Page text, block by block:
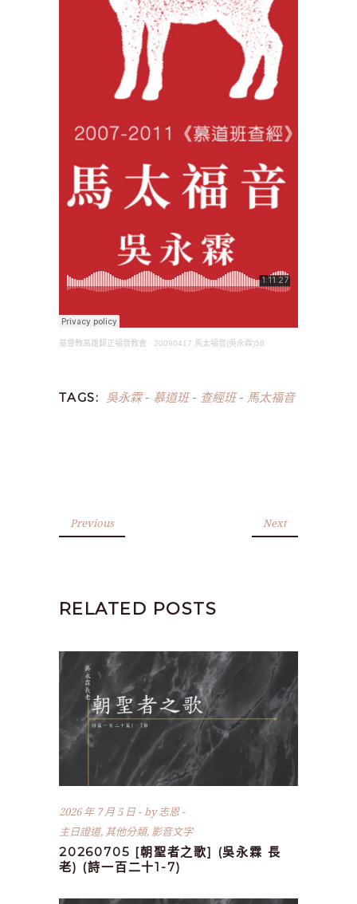
基督教高雄歸正福音教會 · 20090417 馬太福音(吳永霖)58
TAGS: 吳永霖- 慕道班- 查經班- 馬太福音
Previous Next
RELATED POSTS
2026 年 7 月 5 日 by志恩
主日證道, 其他分類, 影音文字
20260705 [朝聖者之歌] (吳永霖 長
老) (詩一百二十1-7)